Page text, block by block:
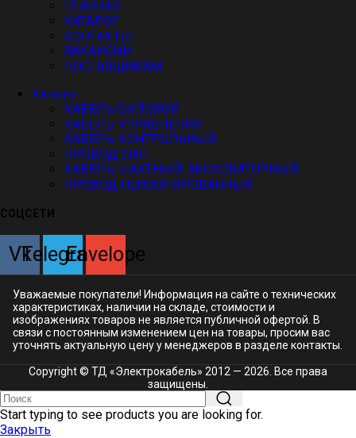
ГЛАВНАЯ
КАТАЛОГ
КОНТАКТЫ
ВАКАНСИИ
ПОСТАВЩИКАМ
Каталог
КАБЕЛЬ СИЛОВОЙ
КАБЕЛЬ УПРАВЛЕНИЯ
КАБЕЛЬ КОНТРОЛЬНЫЙ
ПРОВОД СИП
КАБЕЛЬ ШАХТНЫЙ ЭКСКОВАТОРНЫЙ
ПРОВОД НЕИЗОЛИРОВАННЫЙ
СОЦСЕТИ
VkTelegramEnvelope
Уважаемые покупатели! Информация на сайте о технических
характеристиках, наличии на складе, стоимости и
изображениях товаров не является публичной офертой. В
связи с постоянным изменением цен на товары, просим вас
уточнять актуальную цену у менеджеров в разделе контакты.
Copyright © ТД «Электрокабель»​ 2012 — 2026. Все права
защищены.
Start typing to see products you are looking for.
Закрыть